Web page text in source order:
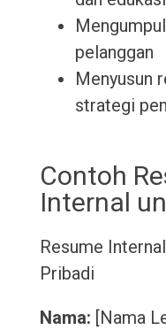
pelanggan
Menyusun
strategi
Contoh
Internal
Resume
Pribadi
Nama: [Nama